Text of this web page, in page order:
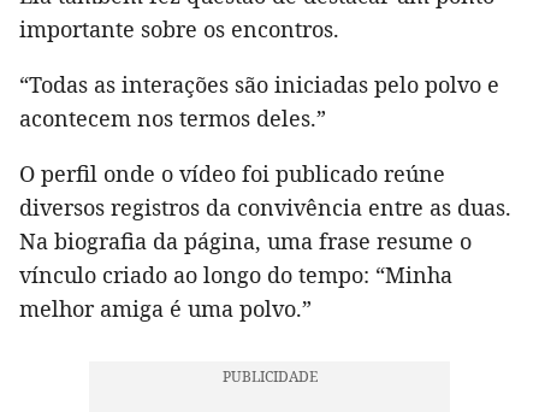
importante sobre os encontros.
“Todas as interações são iniciadas pelo polvo e
acontecem nos termos deles.”
O perfil onde o vídeo foi publicado reúne
diversos registros da convivência entre as duas.
Na biografia da página, uma frase resume o
vínculo criado ao longo do tempo: “Minha
melhor amiga é uma polvo.”